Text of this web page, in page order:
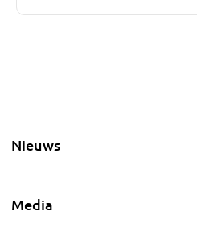
Nieuws
Media